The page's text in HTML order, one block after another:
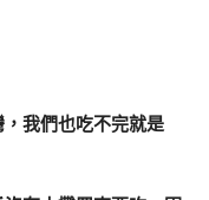
我們也吃不完就是